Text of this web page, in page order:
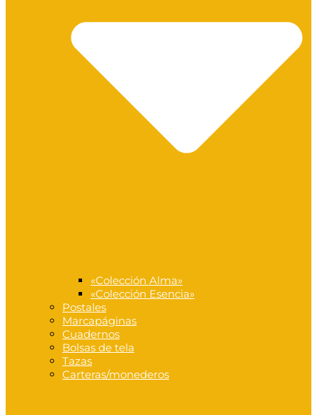
«Colección Alma»
«Colección Esencia»
Postales
Marcapáginas
Cuadernos
Bolsas de tela
Tazas
Carteras/monederos